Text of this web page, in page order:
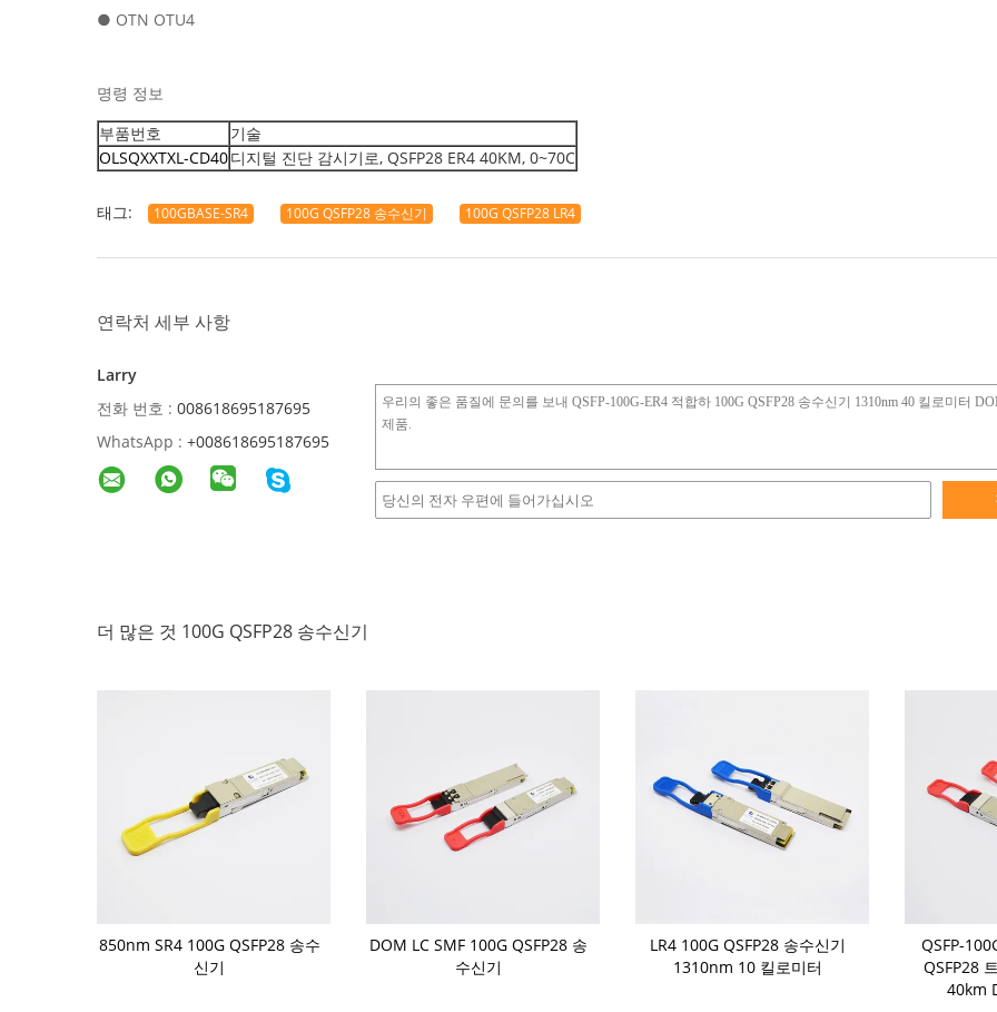
● OTN OTU4
명령 정보
부품번호
기술
OLSQXXTXL-CD40디지털 진단 감시기로, QSFP28 ER4 40KM, 0~70C
태그: 100GBASE-SR4 100G QSFP28 송수신기 100G QSFP28 LR4
연락처 세부 사항
Larry
전화 번호 : 008618695187695
WhatsApp : +008618695187695
더 많은 것 100G QSFP28 송수신기
850nm SR4 100G QSFP28 송수
신기
DOM LC SMF 100G QSFP28 송
수신기
LR4 100G QSFP28 송수신기
1310nm 10 킬로미터
QSFP-
QSFP28
40km